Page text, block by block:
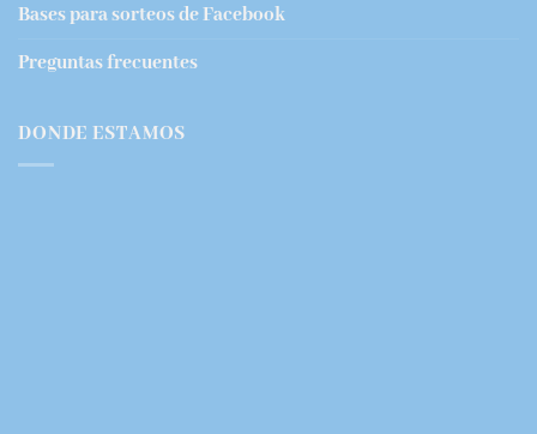
Bases para sorteos de Facebook
Preguntas frecuentes
DONDE ESTAMOS